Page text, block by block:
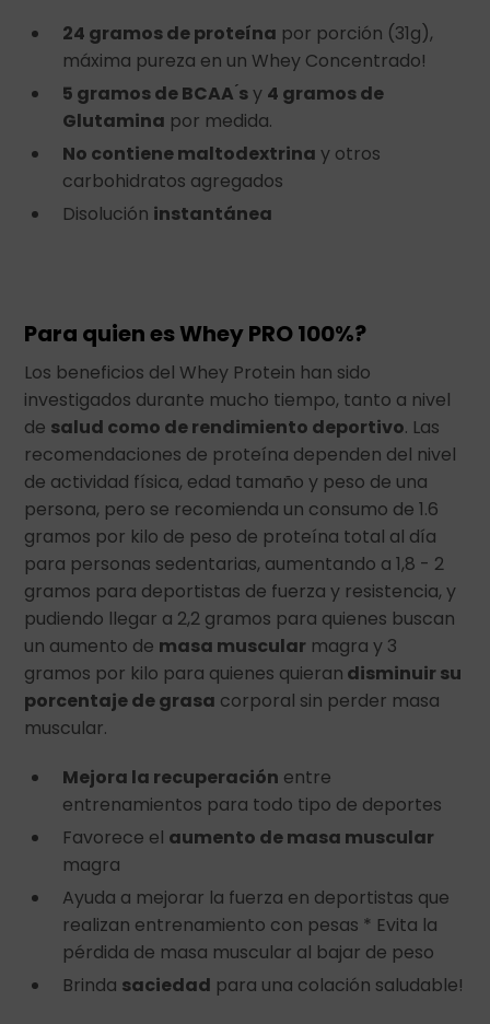
24 gramos de proteína por porción (31g),
máxima pureza en un Whey Concentrado!
5 gramos de BCAA ́sy 4 gramos de
Glutamina por medida.
No contiene maltodextrina y otros
carbohidratos agregados
Disolución instantánea
Para quien es Whey PRO 100%?
Los beneficios del Whey Protein han sido
investigados durante mucho tiempo, tanto a nivel
de salud como de rendimiento deportivo. Las
recomendaciones de proteína dependen del nivel
de actividad física, edad tamaño y peso de una
persona, pero se recomienda un consumo de 1.6
gramos por kilo de peso de proteína total al día
para personas sedentarias, aumentando a 1,8 - 2
gramos para deportistas de fuerza y resistencia, y
pudiendo llegar a 2,2 gramos para quienes buscan
un aumento de masa muscular magra y 3
gramos por kilo para quienes quieran disminuir su
porcentaje de grasa corporal sin perder masa
muscular.
Mejora la recuperación entre
entrenamientos para todo tipo de deportes
Favorece el aumento de masa muscular
magra
Ayuda a mejorar la fuerza en deportistas que
realizan entrenamiento con pesas * Evita la
pérdida de masa muscular al bajar de peso
Brinda saciedad para una colación saludable!